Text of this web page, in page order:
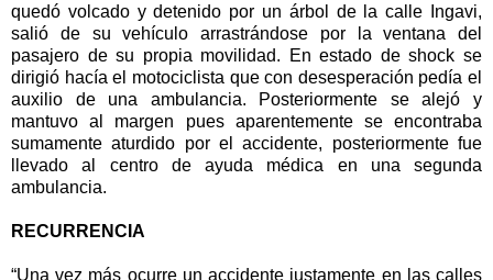
quedó volcado y detenido por un árbol de la calle Ingavi,
salió de su vehículo arrastrándose por la ventana del
pasajero de su propia movilidad. En estado de shock se
dirigió hacía el motociclista que con desesperación pedía el
auxilio de una ambulancia. Posteriormente se alejó y
mantuvo al margen pues aparentemente se encontraba
sumamente aturdido por el accidente, posteriormente fue
llevado al centro de ayuda médica en una segunda
ambulancia.
RECURRENCIA
“Una vez más ocurre un accidente justamente en las calles